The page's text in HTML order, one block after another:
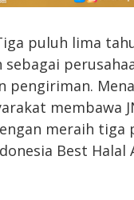
puluh lima
pengiriman.
membawa
meraih tiga
Best Halal